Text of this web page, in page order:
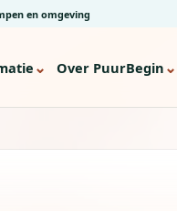
en omgeving
⌄ Over PuurBegin ⌄